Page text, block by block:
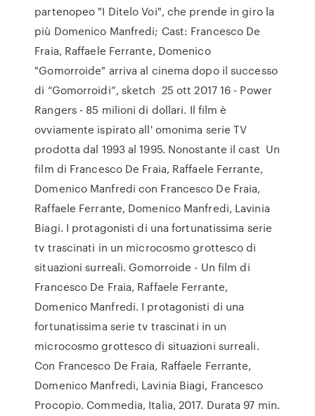
partenopeo "I Ditelo Voi", che prende in giro la
più Domenico Manfredi; Cast: Francesco De
Fraia, Raffaele Ferrante, Domenico
"Gomorroide" arriva al cinema dopo il successo
di “Gomorroidi”, sketch 25 ott 2017 16 - Power
Rangers - 85 milioni di dollari. Il film è
ovviamente ispirato all' omonima serie TV
prodotta dal 1993 al 1995. Nonostante il cast Un
film di Francesco De Fraia, Raffaele Ferrante,
Domenico Manfredi con Francesco De Fraia,
Raffaele Ferrante, Domenico Manfredi, Lavinia
Biagi. I protagonisti di una fortunatissima serie
tv trascinati in un microcosmo grottesco di
situazioni surreali. Gomorroide - Un film di
Francesco De Fraia, Raffaele Ferrante,
Domenico Manfredi. I protagonisti di una
fortunatissima serie tv trascinati in un
microcosmo grottesco di situazioni surreali.
Con Francesco De Fraia, Raffaele Ferrante,
Domenico Manfredi, Lavinia Biagi, Francesco
Procopio. Commedia, Italia, 2017. Durata 97 min.